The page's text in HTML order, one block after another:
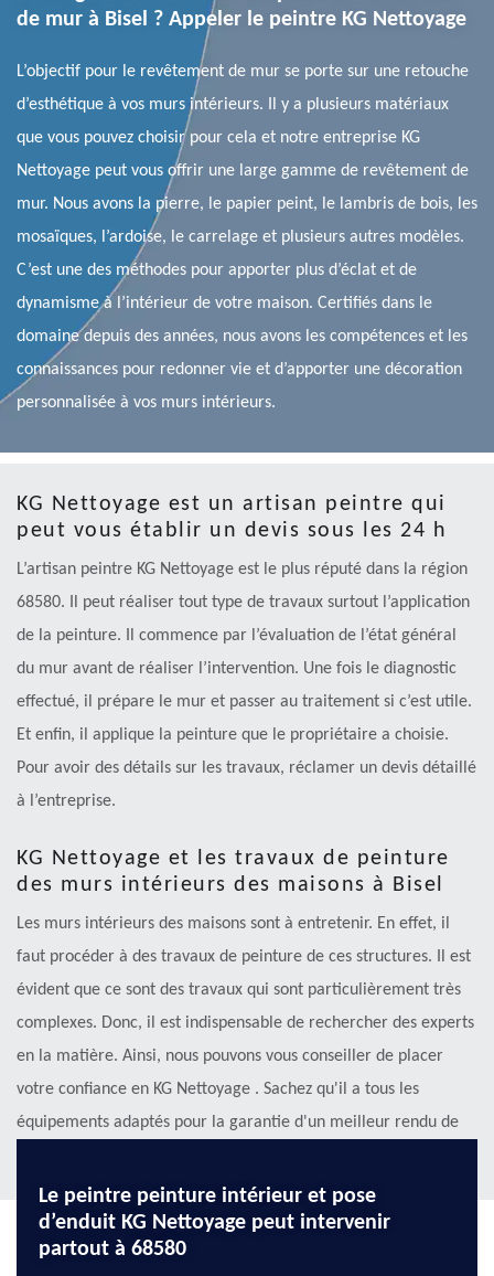
de mur à Bisel ? Appeler le peintre KG Nettoyage
L’objectif pour le revêtement de mur se porte sur une retouche
d’esthétique à vos murs intérieurs. Il y a plusieurs matériaux
que vous pouvez choisir pour cela et notre entreprise KG
Nettoyage peut vous offrir une large gamme de revêtement de
mur. Nous avons la pierre, le papier peint, le lambris de bois, les
mosaïques, l’ardoise, le carrelage et plusieurs autres modèles.
C’est une des méthodes pour apporter plus d’éclat et de
dynamisme à l’intérieur de votre maison. Certifiés dans le
domaine depuis des années, nous avons les compétences et les
connaissances pour redonner vie et d’apporter une décoration
personnalisée à vos murs intérieurs.
KG Nettoyage est un artisan peintre qui
peut vous établir un devis sous les 24 h
L’artisan peintre KG Nettoyage est le plus réputé dans la région
68580. Il peut réaliser tout type de travaux surtout l’application
de la peinture. Il commence par l’évaluation de l’état général
du mur avant de réaliser l’intervention. Une fois le diagnostic
effectué, il prépare le mur et passer au traitement si c’est utile.
Et enfin, il applique la peinture que le propriétaire a choisie.
Pour avoir des détails sur les travaux, réclamer un devis détaillé
à l’entreprise.
KG Nettoyage et les travaux de peinture
des murs intérieurs des maisons à Bisel
Les murs intérieurs des maisons sont à entretenir. En effet, il
faut procéder à des travaux de peinture de ces structures. Il est
évident que ce sont des travaux qui sont particulièrement très
complexes. Donc, il est indispensable de rechercher des experts
en la matière. Ainsi, nous pouvons vous conseiller de placer
votre confiance en KG Nettoyage . Sachez qu'il a tous les
équipements adaptés pour la garantie d'un meilleur rendu de
Le peintre peinture intérieur et pose
d’enduit KG Nettoyage peut intervenir
partout à 68580